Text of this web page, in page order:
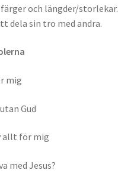
och längder/storlekar.
dela sin tro med andra.
mig
Gud
allt för mig
med Jesus?